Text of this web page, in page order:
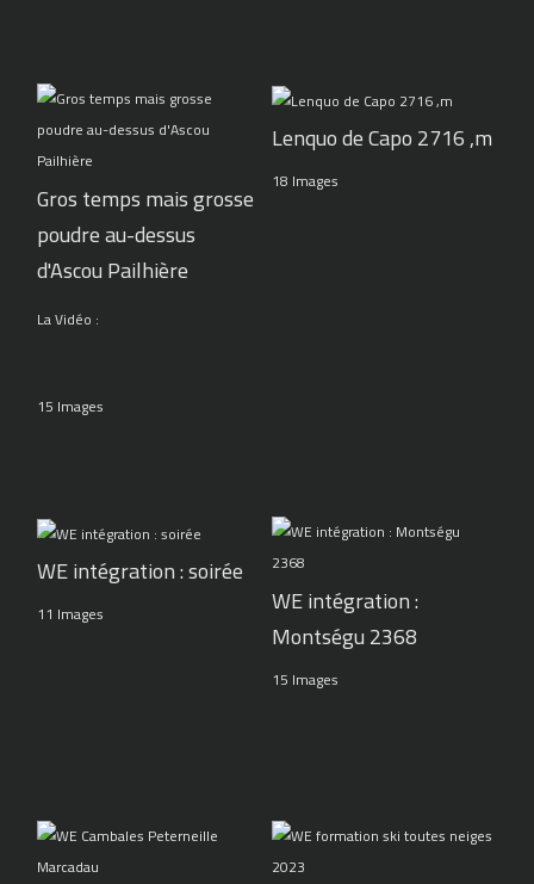
Gros temps mais grosse
poudre au-dessus
d'Ascou Pailhière
La Vidéo :
15 Images
Lenquo de Capo 2716 ,m
18 Images
WE intégration : soirée
11 Images
WE intégration :
Montségu 2368
15 Images